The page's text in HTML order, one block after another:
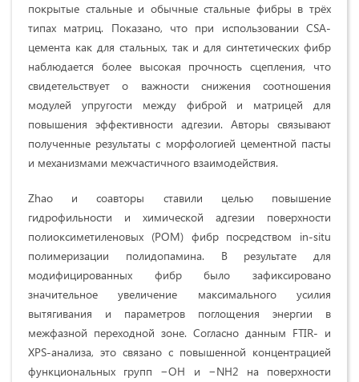
покрытые стальные и обычные стальные фибры в трёх
типах матриц. Показано, что при использовании CSA-
цемента как для стальных, так и для синтетических фибр
наблюдается более высокая прочность сцепления, что
свидетельствует о важности снижения соотношения
модулей упругости между фиброй и матрицей для
повышения эффективности адгезии. Авторы связывают
полученные результаты с морфологией цементной пасты
и механизмами межчастичного взаимодействия.
Zhao и соавторы ставили целью повышение
гидрофильности и химической адгезии поверхности
полиоксиметиленовых (POM) фибр посредством in-situ
полимеризации полидопамина. В результате для
модифицированных фибр было зафиксировано
значительное увеличение максимального усилия
вытягивания и параметров поглощения энергии в
межфазной переходной зоне. Согласно данным FTIR- и
XPS-анализа, это связано с повышенной концентрацией
функциональных групп −OH и −NH2 на поверхности